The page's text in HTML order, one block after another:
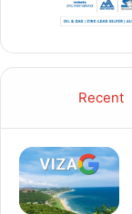
Recent